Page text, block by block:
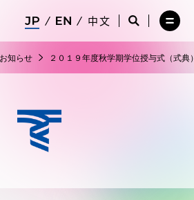
中文
サ
検
索
サ
イ
索
を
メ
ー
を
お知らせ ２０１９年度秋学期学位授与式（式
メ
ニ
を
閉
けポータル（TIPS）